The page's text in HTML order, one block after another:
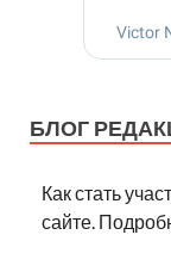
БЛОГ
Как стать
сайте.